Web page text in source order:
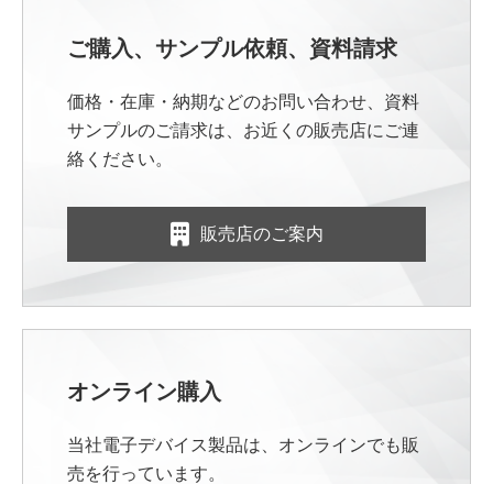
ご購入、サンプル依頼、資料請求
価格・在庫・納期などのお問い合わせ、資料
サンプルのご請求は、お近くの販売店にご連
絡ください。
販売店のご案内
オンライン購入
当社電子デバイス製品は、オンラインでも販
売を行っています。